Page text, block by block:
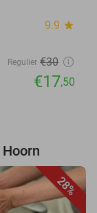
9.9 star
Regulier €30
€17,50
28%